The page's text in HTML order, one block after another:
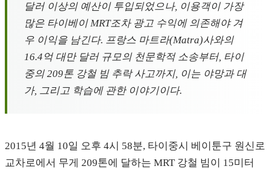
달러 이상의 예산이 투입되었으나, 이용객이 가장
많은 타이베이 MRT조차 광고 수익에 의존해야 겨
우 이익을 남긴다. 프랑스 마트라(Matra)사와의
16.4억 대만 달러 규모의 천문학적 소송부터, 타이
중의 209톤 강철 빔 추락 사고까지, 이는 야망과 대
가, 그리고 학습에 관한 이야기이다.
2015년 4월 10일 오후 4시 58분, 타이중시 베이툰구 원신로
교차로에서 무게 209톤에 달하는 MRT 강철 빔이 15미터